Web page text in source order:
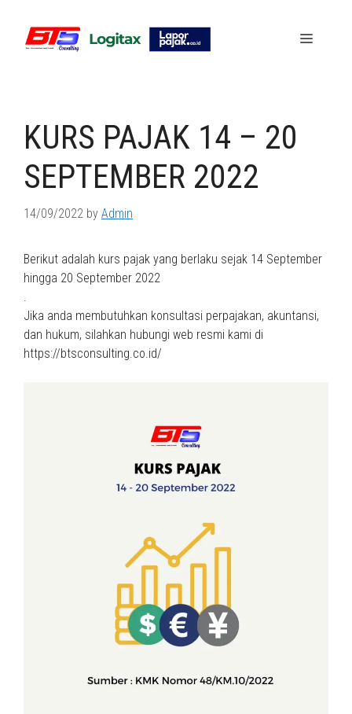
content
Menu
KURS PAJAK 14 – 20
SEPTEMBER 2022
14/09/2022 by Admin
Berikut adalah kurs pajak yang berlaku sejak 14 September
hingga 20 September 2022
.
Jika anda membutuhkan konsultasi perpajakan, akuntansi,
dan hukum, silahkan hubungi web resmi kami di
https://btsconsulting.co.id/